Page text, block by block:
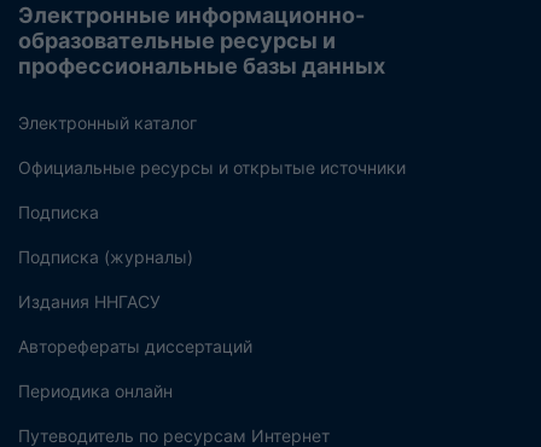
Электронные информационно-
образовательные ресурсы и
профессиональные базы данных
Электронный каталог
Официальные ресурсы и открытые источники
Подписка
Подписка (журналы)
Издания ННГАСУ
Авторефераты диссертаций
Периодика онлайн
Путеводитель по ресурсам Интернет